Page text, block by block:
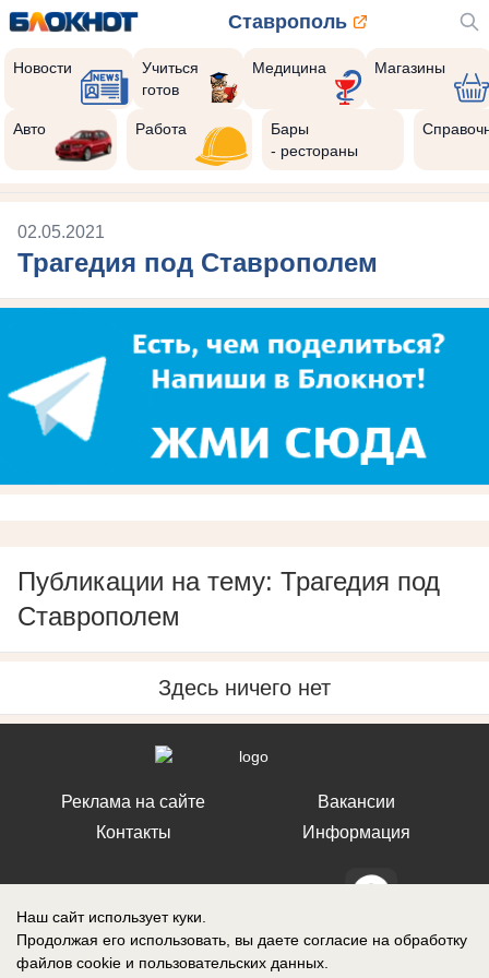
Ставрополь
Новости
Учиться
готов
Медицина Магазины
Авто Работа
Бары
- рестораны
02.05.2021
Трагедия под Ставрополем
Публикации на тему: Трагедия под
Ставрополем
Здесь ничего нет
Реклама на сайте
Контакты
Вакансии
Информация
СМИ Блокнот Ставрополь зарегистрировано Федеральной службой по
надзору в сфере связи, информационных технологий и массовых
Наш сайт использует куки.
Продолжая его использовать, вы даете согласие на обработку
файлов cookie и пользовательских данных.